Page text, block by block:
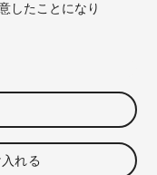
したことになり
れる